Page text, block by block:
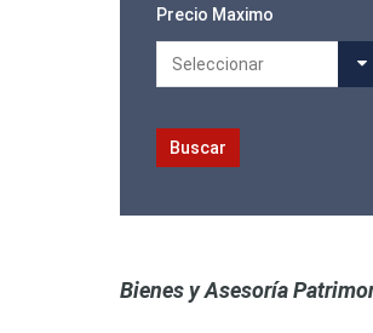
Precio Maximo
Seleccionar
Bienes y Asesoría